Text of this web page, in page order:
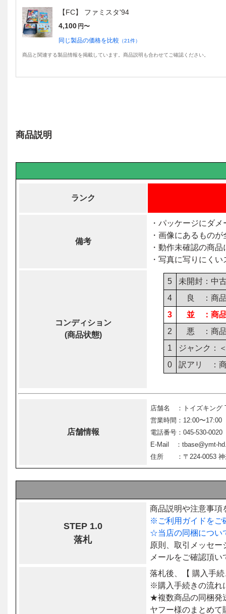
【FC】 ファミスタ'94
4,100 円〜
同じ製品の価格を比較 （21件）
商品と関連する製品情報を掲載しています。商品説明も合わせてご確認ください。
商品説明